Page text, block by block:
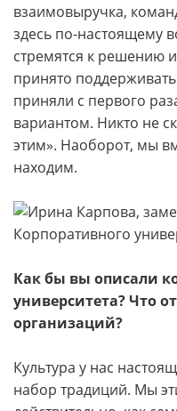
взаимовыручка,
здесь по-настоящему
стремятся к решению
принято
приняли с первого
вариантом. Никто не
этим». Наоборот, мы
находим.
Как бы вы описали
университета? Что
организаций?
Культура у нас
набор традиций. Мы